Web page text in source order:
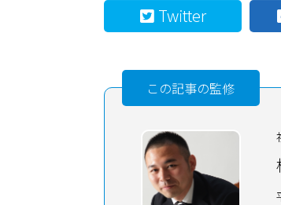
Twitter
この記事の監修